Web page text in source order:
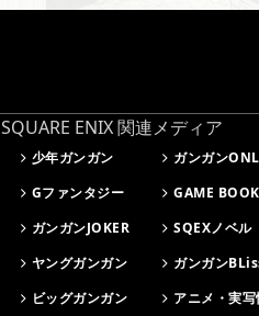
SQUARE ENIX 関連メディア
少年ガンガン
Gファンタジー
ガンガンJOKER
ヤングガンガン
ビッグガンガン
ガンガン
GAME
SQEXノベル
ガンガン
アニメ・実写